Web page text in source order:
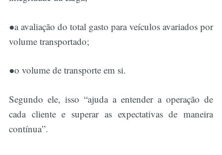
●a avaliação do total gasto para veículos avariados por
volume transportado;
●o volume de transporte em si.
Segundo ele, isso “ajuda a entender a operação de
cada cliente e superar as expectativas de maneira
contínua”.